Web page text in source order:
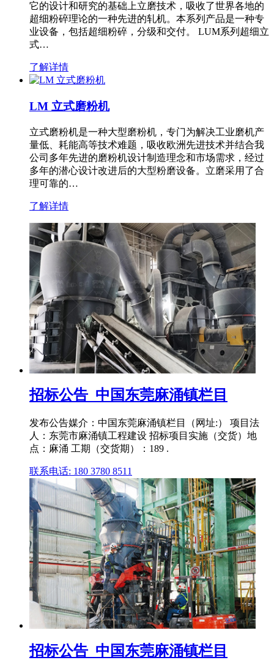
它的设计和研究的基础上立磨技术，吸收了世界各地的
超细粉碎理论的一种先进的轧机。本系列产品是一种专
业设备，包括超细粉碎，分级和交付。 LUM系列超细立
式…
了解详情
LM 立式磨粉机
立式磨粉机是一种大型磨粉机，专门为解决工业磨机产
量低、耗能高等技术难题，吸收欧洲先进技术并结合我
公司多年先进的磨粉机设计制造理念和市场需求，经过
多年的潜心设计改进后的大型粉磨设备。立磨采用了合
理可靠的…
了解详情
招标公告_中国东莞麻涌镇栏目
发布公告媒介：中国东莞麻涌镇栏目（网址:） 项目法
人：东莞市麻涌镇工程建设 招标项目实施（交货）地
点：麻涌 工期（交货期）：189 .
联系电话: 180 3780 8511
招标公告_中国东莞麻涌镇栏目